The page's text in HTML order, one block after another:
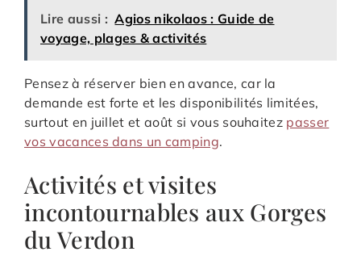
Lire aussi : Agios nikolaos : Guide de
voyage, plages & activités
Pensez à réserver bien en avance, car la
demande est forte et les disponibilités limitées,
surtout en juillet et août si vous souhaitez passer
vos vacances dans un camping.
Activités et visites
incontournables aux Gorges
du Verdon